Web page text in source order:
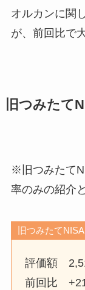
オルカンに関
が、前回比で
旧つみたて
※旧つみたて
率のみの紹介
旧つみたて
評価額
前回比